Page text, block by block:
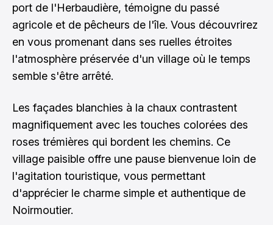
port de l'Herbaudière, témoigne du passé
agricole et de pêcheurs de l'île. Vous découvrirez
en vous promenant dans ses ruelles étroites
l'atmosphère préservée d'un village où le temps
semble s'être arrêté.
Les façades blanchies à la chaux contrastent
magnifiquement avec les touches colorées des
roses trémières qui bordent les chemins. Ce
village paisible offre une pause bienvenue loin de
l'agitation touristique, vous permettant
d'apprécier le charme simple et authentique de
Noirmoutier.